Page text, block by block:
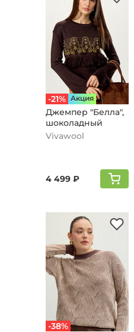
-21% Aкция
Джемпер "Белла",
шоколадный
Vivawool
4 499 ₽
-38%